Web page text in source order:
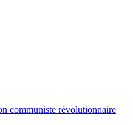
communiste révolutionnaire